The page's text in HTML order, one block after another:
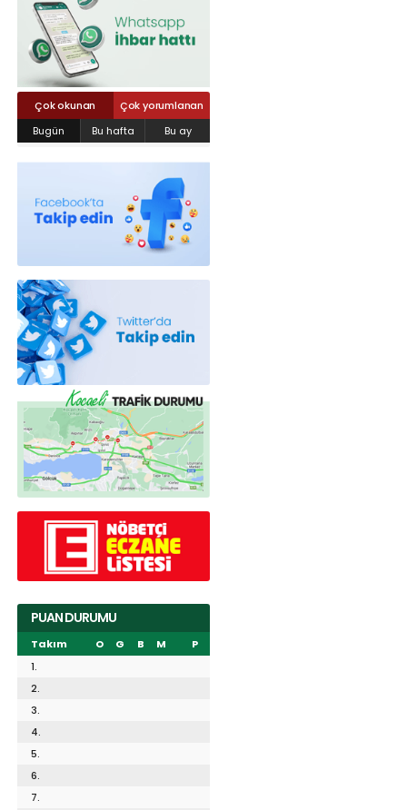
Çok okunan
Çok yorumlanan
Bugün
Bu hafta Bu ay
PUAN DURUMU
Takım O G B M
P
1.
2.
3.
4.
5.
6.
7.
Yahya Kaptan Mahallesi Akkavaklar
kocaelisokak@gmail.com